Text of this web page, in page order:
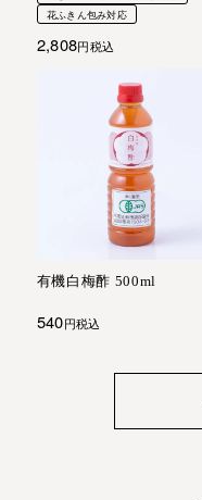
花ふきん包み対応
2,808 税込
有機白梅酢 500ml
540 税込